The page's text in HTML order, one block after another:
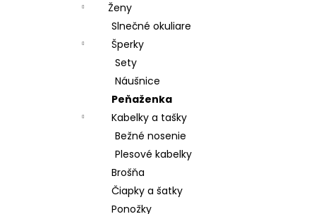
Ženy
Slnečné okuliare
Šperky
Sety
Náušnice
Peňaženka
Kabelky a tašky
Bežné nosenie
Plesové kabelky
Brošňa
Čiapky a šatky
Ponožky